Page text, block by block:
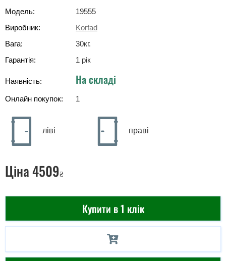
Модель:
19555
Виробник:
Korfad
Вага:
30кг.
Гарантія:
1 рік
Наявність: На складі
Онлайн покупок: 1
ліві праві
Ціна4509₴
Купити в 1 клік